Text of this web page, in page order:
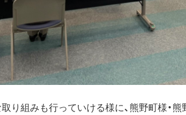
り組みも行っていける様に、熊野町様・